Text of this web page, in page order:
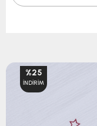
%25
İNDIRIM